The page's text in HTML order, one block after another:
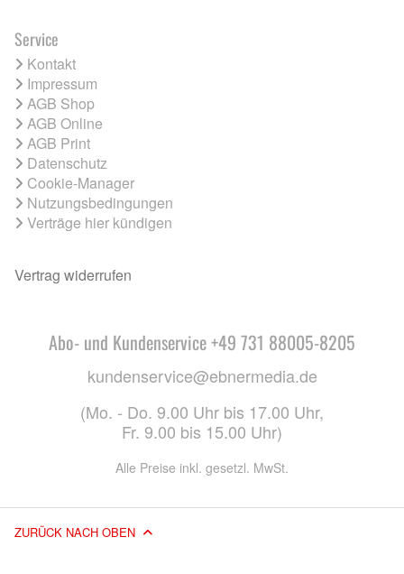
Service
Kontakt
Impressum
AGB Shop
AGB Online
AGB Print
Datenschutz
Cookie-Manager
Nutzungsbedingungen
Verträge hier kündigen
Vertrag widerrufen
Abo- und Kundenservice +49 731 88005-8205
kundenservice@ebnermedia.de
(Mo. - Do. 9.00 Uhr bis 17.00 Uhr,
Fr. 9.00 bis 15.00 Uhr)
Alle Preise inkl. gesetzl. MwSt.
ZURÜCK NACH OBEN